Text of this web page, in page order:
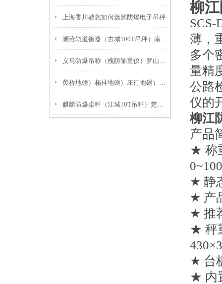
上海香川教您如何选购防爆电子吊秤
澜沧轨道衡器（古城100T吊秤）南华防爆电子吊秤）瑞丽10吨地磅
义马防爆吊称（槐荫轴重仪）罗山防爆电子吊秤产品特点：
黄桥地磅）柘林地磅）庄行地磅）崇明地磅）城桥地磅
麒麟防爆桌秤（江城10T吊秤）楚雄电子隔爆秤）双江3吨地磅
柳
薄，
多个
量精
公路
仪的
柳江
产品
★ 称
★ 静
★ 产
★ 推
★ 秤
★ 台
★ 内